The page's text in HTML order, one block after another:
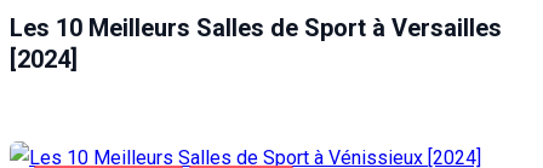
Les 10 Meilleurs Salles de Sport à Versailles
[2024]